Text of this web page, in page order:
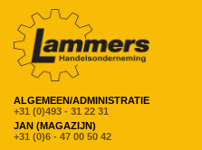
ALGEMEEN/ADMINISTRATIE
+31 (0)493 - 31 22 31
JAN (MAGAZIJN)
+31 (0)6 - 47 00 50 42